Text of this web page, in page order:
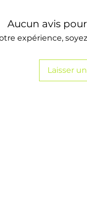
Aucun avis
expérience,
Laisser